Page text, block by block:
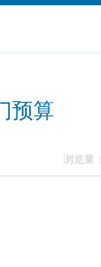
预算
浏览量：